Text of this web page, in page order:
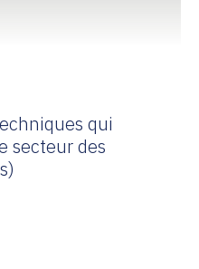
qui
secteur des